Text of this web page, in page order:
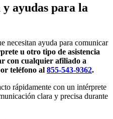
ayudas para la
necesitan ayuda para comunicar
u otro tipo de asistencia
con cualquier afiliado a
teléfono al 855-543-9362.
rápidamente con un intérprete
clara y precisa durante